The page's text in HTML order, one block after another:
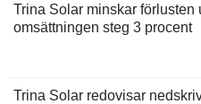
Trina Solar minskar förlusten
omsättningen steg 3 procent
Trina Solar redovisar